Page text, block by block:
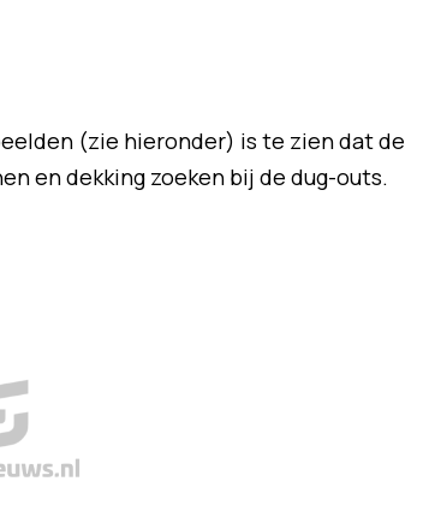
(zie hieronder) is te zien dat de
en dekking zoeken bij de dug-outs.